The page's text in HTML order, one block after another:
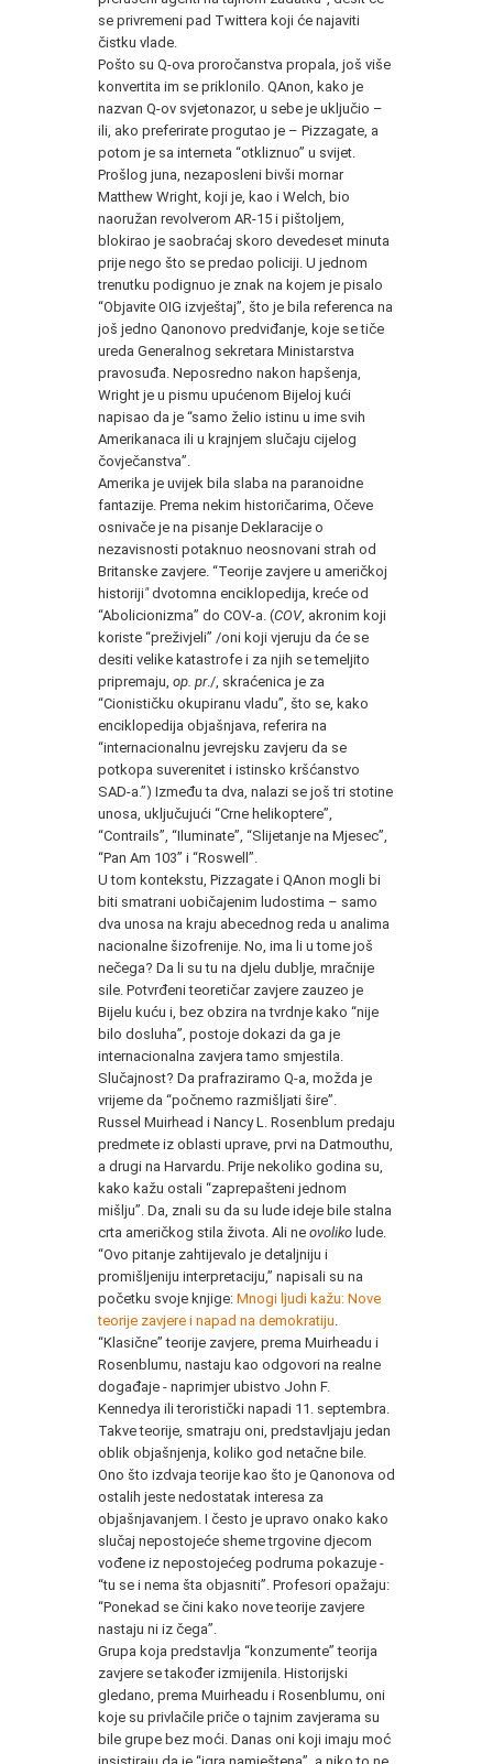
se privremeni pad Twittera koji će najaviti
čistku vlade.
Pošto su Q-ova proročanstva propala, još više
konvertita im se priklonilo. QAnon, kako je
nazvan Q-ov svjetonazor, u sebe je uključio –
ili, ako preferirate progutao je – Pizzagate, a
potom je sa interneta “otkliznuo” u svijet.
Prošlog juna, nezaposleni bivši mornar
Matthew Wright, koji je, kao i Welch, bio
naoružan revolverom AR-15 i pištoljem,
blokirao je saobraćaj skoro devedeset minuta
prije nego što se predao policiji. U jednom
trenutku podignuo je znak na kojem je pisalo
“Objavite OIG izvještaj”, što je bila referenca na
još jedno Qanonovo predviđanje, koje se tiče
ureda Generalnog sekretara Ministarstva
pravosuđa. Neposredno nakon hapšenja,
Wright je u pismu upućenom Bijeloj kući
napisao da je “samo želio istinu u ime svih
Amerikanaca ili u krajnjem slučaju cijelog
čovječanstva”.
Amerika je uvijek bila slaba na paranoidne
fantazije. Prema nekim historičarima, Očeve
osnivače je na pisanje Deklaracije o
nezavisnosti potaknuo neosnovani strah od
Britanske zavjere. “Teorije zavjere u američkoj
historiji"dvotomna enciklopedija, kreće od
“Abolicionizma” do COV-a. (COV, akronim koji
koriste “preživjeli” /oni koji vjeruju da će se
desiti velike katastrofe i za njih se temeljito
pripremaju, op. pr./, skraćenica je za
“Cionističku okupiranu vladu”, što se, kako
enciklopedija objašnjava, referira na
“internacionalnu jevrejsku zavjeru da se
potkopa suverenitet i istinsko kršćanstvo
SAD-a.”) Između ta dva, nalazi se još tri stotine
unosa, uključujući “Crne helikoptere”,
“Contrails”, “Iluminate”, “Slijetanje na Mjesec”,
“Pan Am 103” i “Roswell”.
U tom kontekstu, Pizzagate i QAnon mogli bi
biti smatrani uobičajenim ludostima – samo
dva unosa na kraju abecednog reda u analima
nacionalne šizofrenije. No, ima li u tome još
nečega? Da li su tu na djelu dublje, mračnije
sile. Potvrđeni teoretičar zavjere zauzeo je
Bijelu kuću i, bez obzira na tvrdnje kako “nije
bilo dosluha”, postoje dokazi da ga je
internacionalna zavjera tamo smjestila.
Slučajnost? Da prafraziramo Q-a, možda je
vrijeme da “počnemo razmišljati šire”.
Russel Muirhead i Nancy L. Rosenblum predaju
predmete iz oblasti uprave, prvi na Datmouthu,
a drugi na Harvardu. Prije nekoliko godina su,
kako kažu ostali “zaprepašteni jednom
mišlju”. Da, znali su da su lude ideje bile stalna
crta američkog stila života. Ali ne ovoliko lude.
“Ovo pitanje zahtijevalo je detaljniju i
promišljeniju interpretaciju,” napisali su na
početku svoje knjige: Mnogi ljudi kažu: Nove
teorije zavjere i napad na demokratiju
“Klasične” teorije zavjere, prema Muirheadu i
Rosenblumu, nastaju kao odgovori na realne
događaje - naprimjer ubistvo John F.
Kennedya ili teroristički napadi 11. septembra.
Takve teorije, smatraju oni, predstavljaju jedan
oblik objašnjenja, koliko god netačne bile.
Ono što izdvaja teorije kao što je Qanonova od
ostalih jeste nedostatak interesa za
objašnjavanjem. I često je upravo onako kako
slučaj nepostojeće sheme trgovine djecom
vođene iz nepostojećeg podruma pokazuje -
“tu se i nema šta objasniti”. Profesori opažaju:
“Ponekad se čini kako nove teorije zavjere
nastaju ni iz čega”.
Grupa koja predstavlja “konzumente” teorija
zavjere se također izmijenila. Historijski
gledano, prema Muirheadu i Rosenblumu, oni
koje su privlačile priče o tajnim zavjerama su
bile grupe bez moći. Danas oni koji imaju moć